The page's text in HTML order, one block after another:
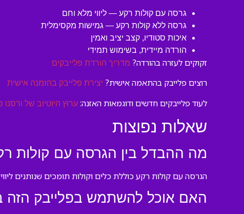
גרסה עם קולות רקע — ליווי מלא וחם
גרסה ללא קולות רקע — גמישות מקסימלית
איכות סטודיו, קצב יציב ואמין
הורדה מיידית, בשימוש תמידי
זקוקים לעזרה בהורדה? מדריך הורדת פלייבקים
רוצים פלייבק בהתאמה אישית? יצירת פלייבק בהזמנה אישית
לעוד פלייבקים חדשים ודוגמאות האזנה: ערוץ היוטיוב של ורסנו
שאלות נפוצות
מה ההבדל בין הגרסה עם קולות
הגרסה עם קולות רקע כוללת כלים וקולות תומכים שנותנים
האם אוכל להשתמש בפלייבק הזה